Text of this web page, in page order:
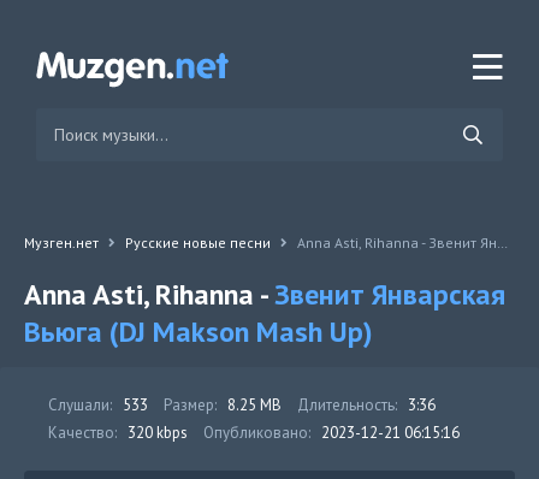
Музген.нет Русские новые песни Anna Asti, Rihanna - Звенит Январская Вьюга (DJ Makson Mash Up)
Anna Asti, Rihanna -Звенит Январская
Вьюга (DJ Makson Mash Up)
Слушали: 533 Размер: 8.25 MB Длительность: 3:36
Качество: 320 kbps Опубликовано: 2023-12-21 06:15:16